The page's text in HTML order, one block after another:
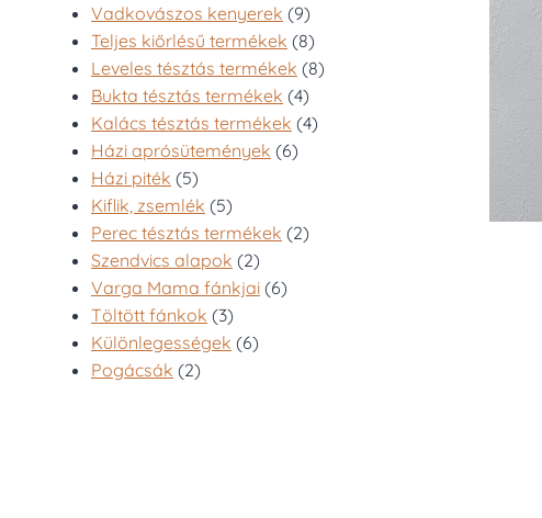
Vadkovászos kenyerek 99
termék
Teljes kiőrlésű termékek 88
termék
Leveles tésztás termékek 88
Bukta tésztás termékek 44
termék
Kalács tésztás termékek 44
Házi aprósütemények 66
Házi piték 55
termék
Kiflik, zsemlék 55
termék
Perec tésztás termékek 22
Szendvics alapok 22
termék
Varga Mama fánkjai 66
Töltött fánkok 33
termék
Különlegességek 66
Pogácsák 22